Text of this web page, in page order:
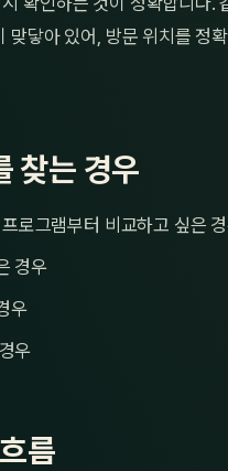
맞닿아 있어, 방문 위치를 정
찾는 경우
로그램부터 비교하고 싶은
경우
우
우
름